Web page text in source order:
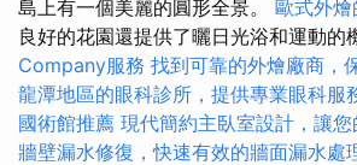
島上有一個美麗的圓形全景。 歐式外
良好的花園還提供了曬日光浴和運動的
Company服務 找到可靠的外燴廠商，
龍潭地區的眼科診所，提供專業眼科服
國術館推薦 現代簡約主臥室設計，讓
牆壁漏水修復，快速有效的牆面漏水處